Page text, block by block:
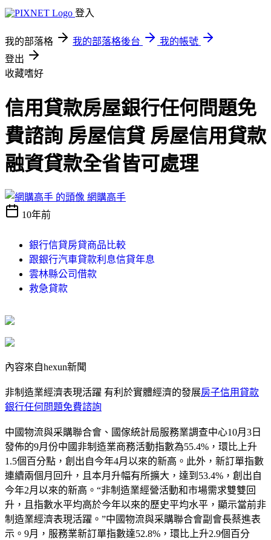
登入
我的部落格 我的部落格後台
我的帳號
登出
收藏嗜好
信用貸款房屋銀行任何問題免
費諮詢 房屋信貸 房屋信用貸款
融資貸款全省皆可處理
網購高手
10年前
銀行信貸房貸商品比較
跟銀行汽車貸款利息信貸年息
雲林縣公司借款
救急貸款
內容來自hexun新聞
非制造業經濟表現活躍 有利於實體經濟的發展房子信用貸款
銀行任何問題免費諮詢
中國物流與采購聯合會、國傢統計局服務業調查中心10月3日
發佈的9月份中國非制造業商務活動指數為55.4%，環比上升
1.5個百分點，創出自今年4月以來的新高。此外，新訂單指數
連續兩個月回升，且本月升幅有所擴大，達到53.4%，創出自
今年2月以來的新高。“非制造業經營活動和市場需求雙雙回
升，且指數水平均高於今年以來的歷史平均水平，顯示當前非
制造業經濟表現活躍。”中國物流與采購聯合會副會長蔡進表
示。9月，服務業新訂單指數達52.8%，環比上升2.9個百分